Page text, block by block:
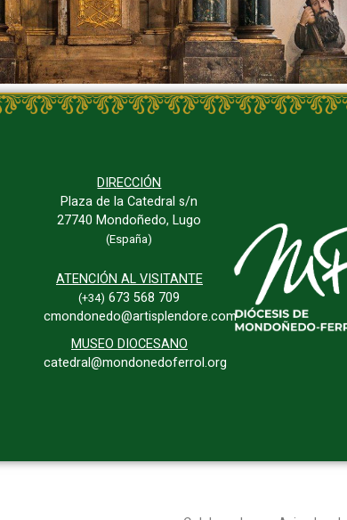
DIRECCIÓN
Plaza de la Catedral s/n
27740 Mondoñedo, Lugo
(España)
ATENCIÓN AL VISITANTE
(+34) 673 568 709
cmondonedo@artisplendore.com
MUSEO DIOCESANO
catedral@mondonedoferrol.org